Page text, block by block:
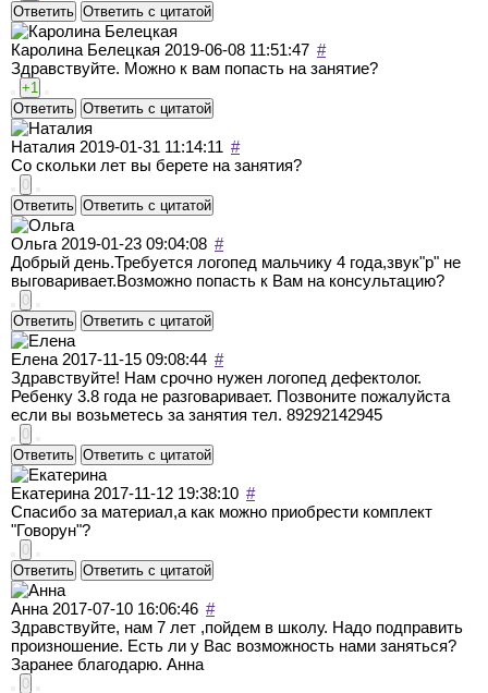
Ответить Ответить с цитатой
Каролина Белецкая 2019-06-08 11:51:47 #
Здравствуйте. Можно к вам попасть на занятие?
+1
Ответить Ответить с цитатой
Наталия 2019-01-31 11:14:11 #
Со скольки лет вы берете на занятия?
0
Ответить Ответить с цитатой
Ольга 2019-01-23 09:04:08 #
Добрый день.Требуется логопед мальчику 4 года,звук"р" не
выговаривает.Возможно попасть к Вам на консультацию?
0
Ответить Ответить с цитатой
Елена 2017-11-15 09:08:44 #
Здравствуйте! Нам срочно нужен логопед дефектолог.
Ребенку 3.8 года не разговаривает. Позвоните пожалуйста
если вы возьметесь за занятия тел. 89292142945
0
Ответить Ответить с цитатой
Екатерина 2017-11-12 19:38:10 #
Спасибо за материал,а как можно приобрести комплект
"Говорун"?
0
Ответить Ответить с цитатой
Анна 2017-07-10 16:06:46 #
Здравствуйте, нам 7 лет ,пойдем в школу. Надо подправить
произношение. Есть ли у Вас возможность нами заняться?
Заранее благодарю. Анна
0